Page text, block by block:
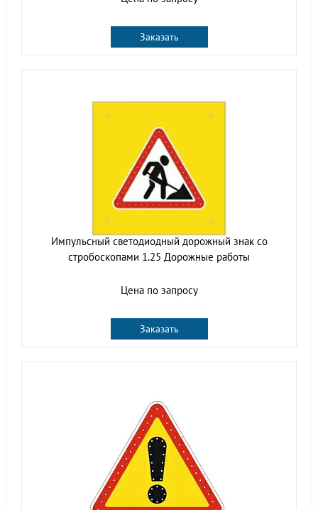
Заказать
Импульсный cветодиодный дорожный знак со
стробоскопами 1.25 Дорожные работы
Цена по запросу
Заказать